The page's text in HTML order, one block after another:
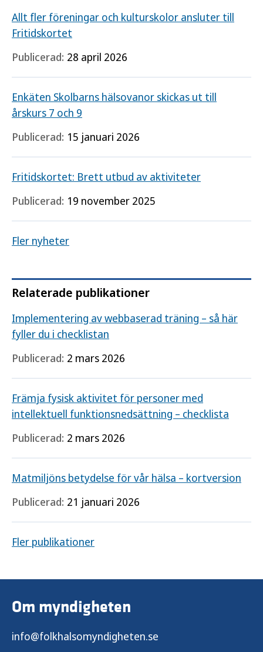
Allt fler föreningar och kulturskolor ansluter till
Fritidskortet
Publicerad: 28 april 2026
Enkäten Skolbarns hälsovanor skickas ut till
årskurs 7 och 9
Publicerad: 15 januari 2026
Fritidskortet: Brett utbud av aktiviteter
Publicerad: 19 november 2025
Fler nyheter
Relaterade publikationer
Implementering av webbaserad träning – så här
fyller du i checklistan
Publicerad: 2 mars 2026
Främja fysisk aktivitet för personer med
intellektuell funktionsnedsättning – checklista
Publicerad: 2 mars 2026
Matmiljöns betydelse för vår hälsa – kortversion
Publicerad: 21 januari 2026
Fler publikationer
Om myndigheten
info@folkhalsomyndigheten.se